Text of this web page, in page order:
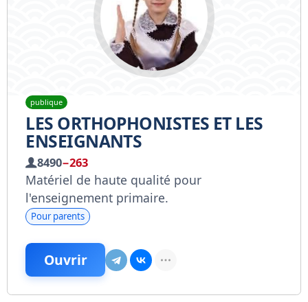
publique
LES ORTHOPHONISTES ET LES
ENSEIGNANTS
8490−263
Matériel de haute qualité pour
l'enseignement primaire.
Pour parents
Ouvrir